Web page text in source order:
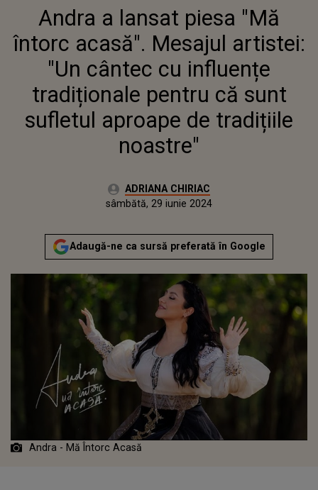
"MĂ ÎNTORC ACASĂ".
MESAJUL ARTISTEI: "UN
CÂNTEC CU INFLUENȚE
TRADIȚIONALE PENTRU CĂ
SUNT SUFLETUL APROAPE
DE TRADIȚIILE NOASTRE"
Andra a lansat piesa "Mă
întorc acasă". Mesajul artistei:
"Un cântec cu influențe
tradiționale pentru că sunt
sufletul aproape de tradițiile
noastre"
Autor:ADRIANA CHIRIAC
Publicat:
sâmbătă, 29 iunie 2024
Adaugă-ne ca sursă preferată în Google
Andra - Mă Întorc Acasă